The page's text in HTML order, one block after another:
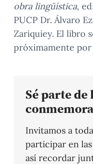
obra lingüística,
PUCP Dr. Álvaro
Zariquiey. El libro
próximamente por
Sé parte de
Invitamos a
participar en
así recordar